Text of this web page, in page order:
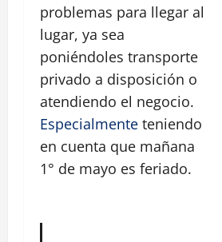
problemas para llegar al
lugar, ya sea
poniéndoles transporte
privado a disposición o
atendiendo el negocio.
Especialmente teniendo
en cuenta que mañana
1° de mayo es feriado.